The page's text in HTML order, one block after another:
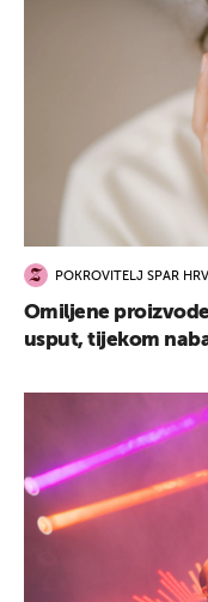
POKROVITELJ SPAR
Omiljene
usput, tijekom